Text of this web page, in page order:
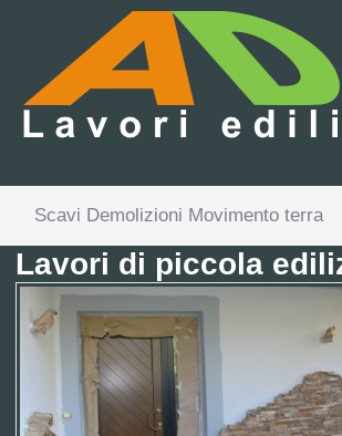
Scavi Demolizioni Movimento terra
Lavori di piccola